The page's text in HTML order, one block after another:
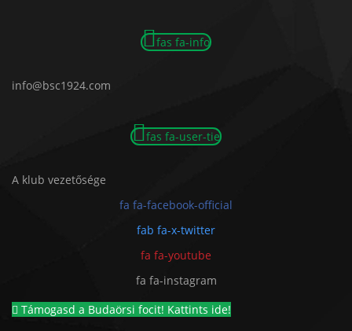
fas fa-info
info@bsc1924.com
fas fa-user-tie
A klub vezetősége
fa fa-facebook-official
fab fa-x-twitter
fa fa-youtube
fa fa-instagram
Támogasd a Budaörsi focit! Kattints ide!